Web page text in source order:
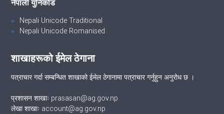
नेपाली युनिकोड
Nepali Unicode Traditional
Nepali Unicode Romanised
शाखाहरूको ईमेल ठेगाना
पत्राचार गर्दा सम्बन्धित शाखाको ईमेल ठेगानामा पत्राचार गर्नुहुन अनुरोध छ ।
प्रशासन शाखाः prasasan@ag.gov.np
लेखा शाखाः account@ag.gov.np